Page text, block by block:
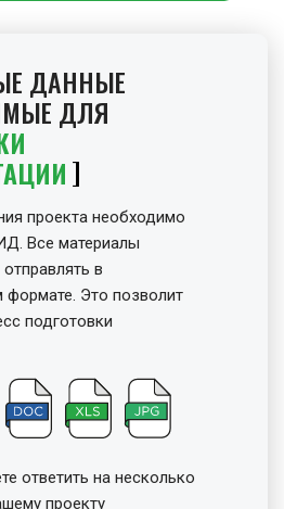
ДАННЫЕ
ДЛЯ
проекта необходимо
Все материалы
в
формате. Это позволит
подготовки
ответить на несколько
проекту